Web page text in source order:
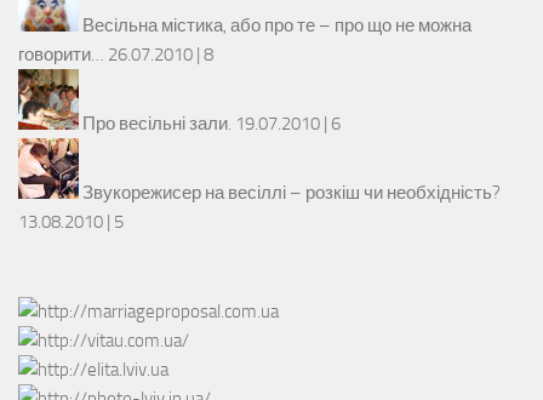
Весільна містика, або про те – про що не можна
говорити… 26.07.2010 | 8
Про весільні зали. 19.07.2010 | 6
Звукорежисер на весіллі – розкіш чи необхідність?
13.08.2010 | 5